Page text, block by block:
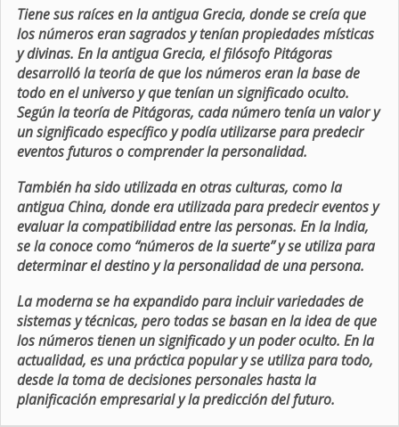
Tiene sus raíces en la antigua Grecia, donde se creía que
los números eran sagrados y tenían propiedades místicas
y divinas. En la antigua Grecia, el filósofo Pitágoras
desarrolló la teoría de que los números eran la base de
todo en el universo y que tenían un significado oculto.
Según la teoría de Pitágoras, cada número tenía un valor y
un significado específico y podía utilizarse para predecir
eventos futuros o comprender la personalidad.
También ha sido utilizada en otras culturas, como la
antigua China, donde era utilizada para predecir eventos y
evaluar la compatibilidad entre las personas. En la India,
se la conoce como “números de la suerte” y se utiliza para
determinar el destino y la personalidad de una persona.
La moderna se ha expandido para incluir variedades de
sistemas y técnicas, pero todas se basan en la idea de que
los números tienen un significado y un poder oculto. En la
actualidad, es una práctica popular y se utiliza para todo,
desde la toma de decisiones personales hasta la
planificación empresarial y la predicción del futuro.